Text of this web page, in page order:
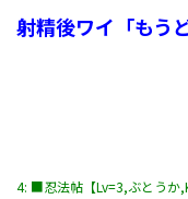
射精後ワイ「もう
4: ■忍法帖【Lv=3,ぶとうか